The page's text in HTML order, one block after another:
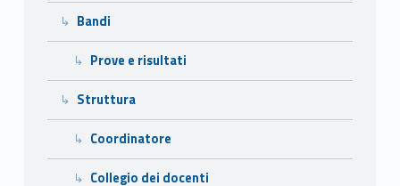
Bandi
Prove e risultati
Struttura
Coordinatore
Collegio dei docenti